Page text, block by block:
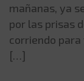
mañanas, ya
por las prisas
corriendo para
[…]